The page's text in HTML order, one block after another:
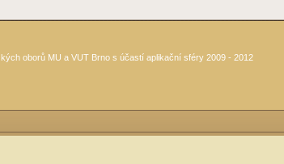
oborů MU a VUT Brno s účastí aplikační sféry 2009 - 2012